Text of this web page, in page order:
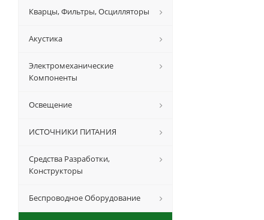
Кварцы, Фильтры, Осцилляторы
Акустика
Электромеханические
Компоненты
Освещение
ИСТОЧНИКИ ПИТАНИЯ
Средства Разработки,
Конструкторы
Беспроводное Оборудование